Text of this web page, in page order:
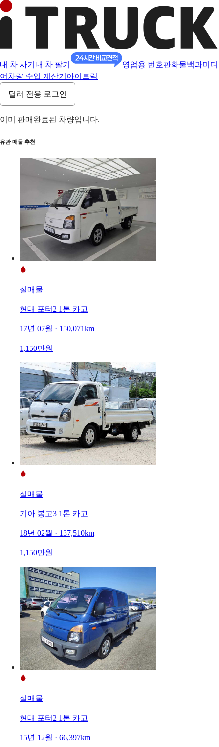
내 차 사기 내 차 팔기 영업용 번호판화물백과미디
어 차량 수입 계산기 아이트럭
딜러 전용 로그인
이미 판매완료된 차량입니다.
유관 매물 추천
실매물
현대 포터2 1톤 카고
17년 07월 · 150,071km
1,150만원
실매물
기아 봉고3 1톤 카고
18년 02월 · 137,510km
1,150만원
실매물
현대 포터2 1톤 카고
15년 12월 · 66,397km